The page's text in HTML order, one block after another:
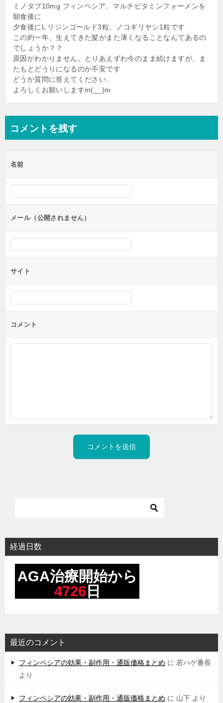
ミノタブ10mg フィンペシア、マルチビタミンフォーメンを
朝食後に
夕食後にL リジンゴールド3粒、ノコギリヤシ1粒です
この約一年、生えてきた髪がまた薄くなることなんてあるの
でしょうか？？
原因がわかりません。とりあえずわ今のまま続けますが、ま
たもとどうりになるのか不安です
どうか質問に答えてください、
よろしくお願いしますm(__)m
コメントを残す
名前
メール（公開されません）
サイト
コメント
経過日数
最近のコメント
フィンペシアの効果・副作用・通販価格まとめ に 若ハゲ番長
より
フィンペシアの効果・副作用・通販価格まとめ に 山下 より